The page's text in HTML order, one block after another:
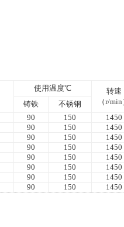
使用温度℃
转速
（r/min
铸铁
不锈钢
90 150 1450
90 150 1450
90 150 1450
90 150 1450
90 150 1450
90 150 1450
90 150 1450
90 150 1450